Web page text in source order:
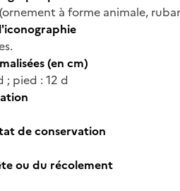
à forme animale,
(en cm)
; pied : 12 d
de conservation
ou du récolement